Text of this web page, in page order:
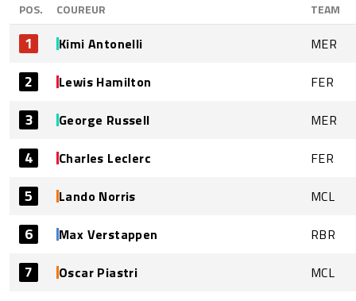
POS. COUREUR TEAM
1 Kimi Antonelli MER
2 Lewis Hamilton FER
3 George Russell MER
4 Charles Leclerc FER
5 Lando Norris MCL
6 Max Verstappen RBR
7 Oscar Piastri MCL